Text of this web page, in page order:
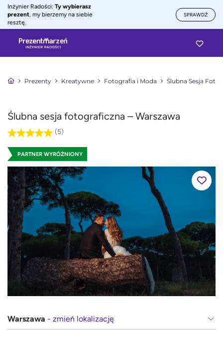
Inżynier Radości: Ty wybierasz
prezent, my bierzemy na siebie
resztę.
SPRAWDŹ
Prezenty Kreatywne Fotografia i Moda Ślubna Sesja
Ślubna sesja fotograficzna – Warszawa
(5)
PARTNER WYRÓŻNIONY
Warszawa - zmień lokalizację